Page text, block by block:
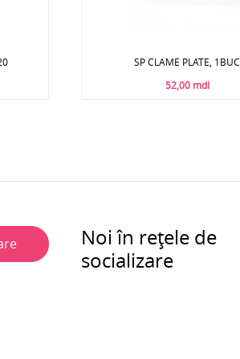
SP CLAME PLATE, 1BUC
52,00 mdl
Noi în rețele de
socializare